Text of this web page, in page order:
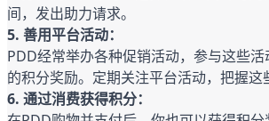
间，发出助力请求。
5. 善用平台活动：
PDD经常举办各种促销活动，参与这些
的积分奖励。定期关注平台活动，把握这
6. 通过消费获得积分：